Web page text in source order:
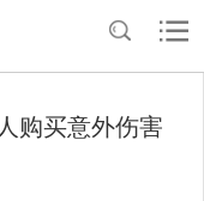
购买意外伤害